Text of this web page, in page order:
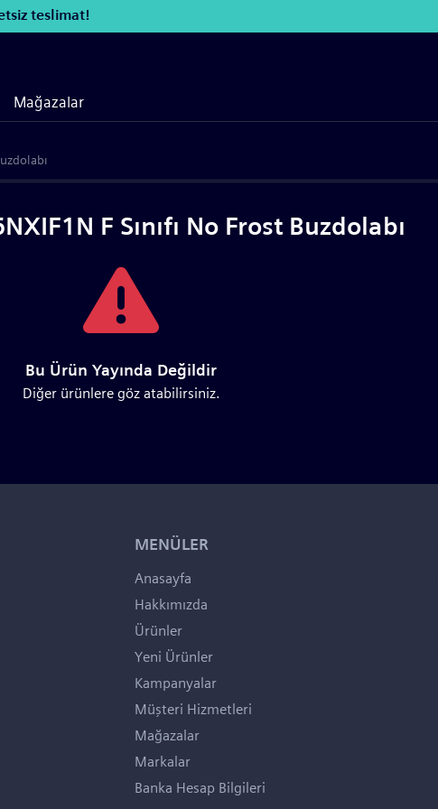
teslimat!
Mağazalar
F Sınıfı No Frost Buzdolabı
Bu Ürün Yayında Değildir
Diğer ürünlere göz atabilirsiniz.
MENÜLER
Anasayfa
Hakkımızda
Ürünler
Yeni Ürünler
Kampanyalar
Müşteri Hizmetleri
Mağazalar
Markalar
Banka Hesap Bilgileri